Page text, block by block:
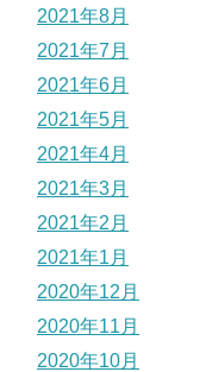
2021年8月
2021年7月
2021年6月
2021年5月
2021年4月
2021年3月
2021年2月
2021年1月
2020年12月
2020年11月
2020年10月